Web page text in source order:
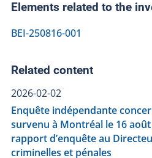
Elements related to the
BEI-250816-001
Related content
2026-02-02
Enquête indépendante
survenu à Montréal le 16
rapport d’enquête au
criminelles et pénales